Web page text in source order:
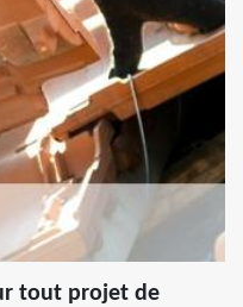
tout projet de